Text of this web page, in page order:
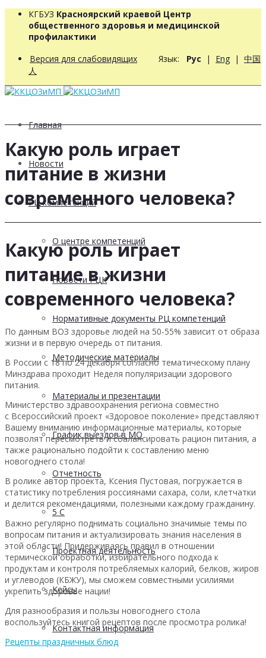
КГБУЗ Красноярский краевой Центр
общественного здоровья и медицинской
профилактики
Версия для слабовидящих Язык: Рус | Eng | 中国
人
Главная
Новости
РЦ компетенций
О центре компетенций
Новости РЦК
Нормативные документы РЦ компетенций
Методические материалы
Материалы и презентации
График выездов в МО
Отчетность
5 С
Проектная деятельность
Кейсы
Контактная информация
Какую роль играет
питание в жизни
современного человека?
Какую роль играет
питание в жизни
современного человека?
По данным ВОЗ здоровье людей на 50-55% зависит от образа
жизни и в первую очередь от питания.
В России с 18 по 24 декабря согласно тематическому плану
Минздрава проходит Неделя популяризации здорового
питания.
Министерство здравоохранения региона совместно
с Всероссийский проект «Здоровое поколение» представляют
Вашему вниманию информационные материалы, которые
позволят пересмотреть и сбалансировать рацион питания, а
также рационально подойти к составлению меню
новогоднего стола!
В ролике автор проекта, Ксения Пустовая, погружается в
статистику потребления россиянами сахара, соли, клетчатки
и делится рекомендациями, полезными каждому гражданину.
Важно регулярно поднимать социально значимые темы по
вопросам питания и актуализировать знания населения в
этой области! Придерживаясь правил в отношении
термической обработки, избирательного подхода к
продуктам и контроля потребляемых калорий, белков, жиров
и углеводов (КБЖУ), мы сможем совместными усилиями
укрепить здоровье нации!
Для разнообразия и пользы новогоднего стола
воспользуйтесь книгой рецептов после просмотра ролика!
Рецепты праздничных блюд